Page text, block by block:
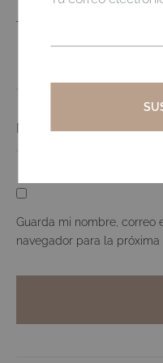
Tu valoración
Nombre*
Guarda mi nombre, correo
navegador para la próxima